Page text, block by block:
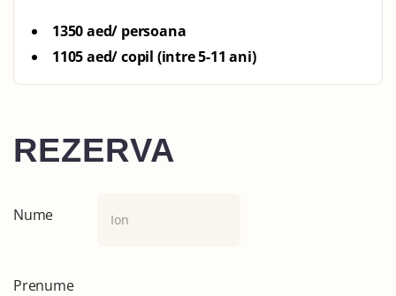
1350 aed/ persoana
1105 aed/ copil (intre 5-11 ani)
REZERVA
Nume
Prenume